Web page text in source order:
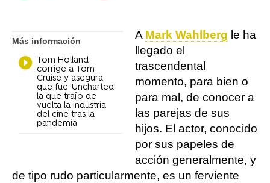
Más información
Tom Holland
corrige a Tom
Cruise y asegura
que fue 'Uncharted'
la que trajo de
vuelta la industria
del cine tras la
pandemia
A Mark Wahlberg le ha
llegado el
trascendental
momento, para bien o
para mal, de conocer a
las parejas de sus
hijos. El actor, conocido
por sus papeles de
acción generalmente, y
de tipo rudo particularmente, es un ferviente